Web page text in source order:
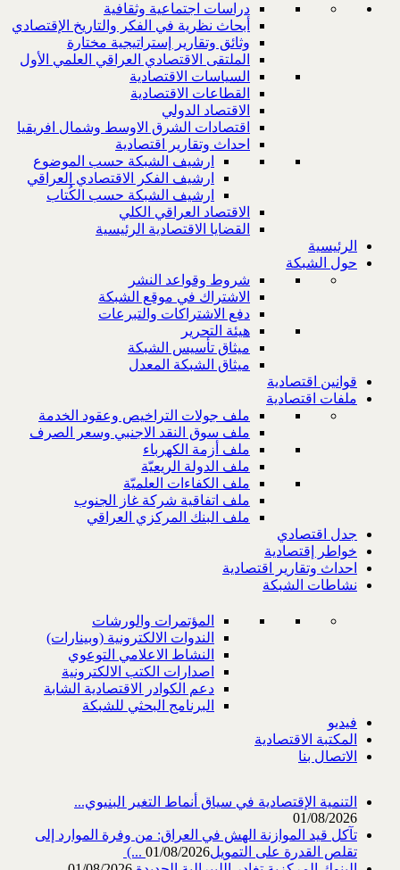
دراسات اجتماعية وثقافية
أبحاث نظرية في الفكر والتاريخ الإقتصادي
وثائق وتقارير إستراتيجية مختارة
الملتقى الاقتصادي العراقي العلمي الأول
السياسات الاقتصادية
القطاعات الاقتصادية
الاقتصاد الدولي
اقتصادات الشرق الاوسط وشمال افريقيا
احداث وتقارير اقتصادية
ارشيف الشبكة حسب الموضوع
ارشيف الفكر الاقتصادي العراقي
ارشيف الشبكة حسب الكُتاب
الاقتصاد العراقي الكلي
القضايا الاقتصادية الرئيسية
الرئيسية
حول الشبكة
شروط وقواعد النشر
الاشتراك في موقع الشبكة
دفع الاشتراكات والتبرعات
هيئة التحرير
ميثاق تأسيس الشبكة
ميثاق الشبكة المعدل
قوانين اقتصادية
ملفات اقتصادية
ملف جولات التراخيص وعقود الخدمة
ملف سوق النقد الاجنبي وسعر الصرف
ملف أزمة الكهرباء
ملف الدولة الريعيّة
ملف الكفاءات العلميّة
ملف اتفاقية شركة غاز الجنوب
ملف البنك المركزي العراقي
جدل اقتصادي
خواطر إقتصادية
احداث وتقارير اقتصادية
نشاطات الشبكة
المؤتمرات والورشات
الندوات الالكترونية (وبينارات)
النشاط الاعلامي التوعوي
اصدارات الكتب الالكترونية
دعم الكوادر الاقتصادية الشابة
البرنامج البحثي للشبكة
فيديو
المكتبة الاقتصادية
الاتصال بنا
التنمية الإقتصادية في سياق أنماط التغير البنيوي...
01/08/2026
تآكل قيد الموازنة الهش في العراق: من وفرة الموارد إلى
تقلص القدرة على التمويل‎ (...01/08/2026